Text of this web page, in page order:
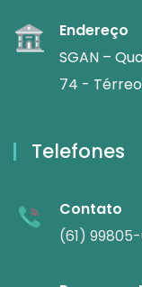
Endereço
SGAN –
74 -
Telefones
Contato
(61)